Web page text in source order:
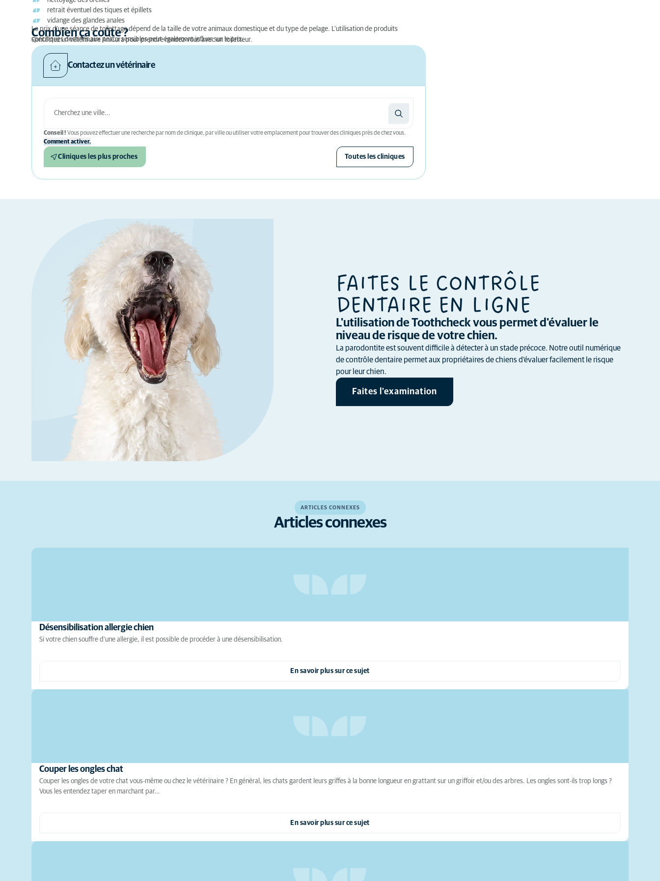
retrait éventuel des tiques et épillets
vidange des glandes anales
Combien ça coûte ?
Le prix d’une séance de toilettage dépend de la taille de votre animaux domestique et du type de pelage. L’utilisation de produits
spécifiques destinés aux peaux sensibles peut également influer sur le prix.
Contactez un vétérinaire AniCura pour prendre rendez-vous avec un toiletteur.
Contactez un vétérinaire
Conseil ! Vous pouvez effectuer une recherche par nom de clinique, par ville ou utiliser votre emplacement pour trouver des cliniques près de chez vous.
Comment activer.
Cliniques les plus proches Toutes les cliniques
FAITES LE CONTRÔLE
DENTAIRE EN LIGNE
L'utilisation de Toothcheck vous permet d'évaluer le
niveau de risque de votre chien.
La parodontite est souvent difficile à détecter à un stade précoce. Notre outil numérique
de contrôle dentaire permet aux propriétaires de chiens d’évaluer facilement le risque
pour leur chien.
Faites l'examination
ARTICLES CONNEXES
Articles connexes
Désensibilisation allergie chien
Si votre chien souffre d’une allergie, il est possible de procéder à une désensibilisation.
En savoir plus sur ce sujet
Couper les ongles chat
Couper les ongles de votre chat vous-même ou chez le vétérinaire ? En général, les chats gardent leurs griffes à la bonne longueur en grattant sur un griffoir et/ou des arbres. Les ongles sont-ils trop longs ?
Vous les entendez taper en marchant par…
En savoir plus sur ce sujet